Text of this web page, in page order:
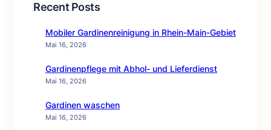
Recent Posts
Mobiler Gardinenreinigung in Rhein-Main-Gebiet
Mai 16, 2026
Gardinenpflege mit Abhol- und Lieferdienst
Mai 16, 2026
Gardinen waschen
Mai 16, 2026